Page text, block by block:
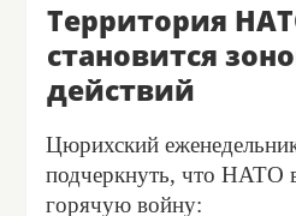
Территория
становится
действий
Цюрихский
подчеркнуть, что НАТО
горячую войну: